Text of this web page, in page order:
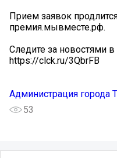
Прием заявок
премия.мывместе.pф.
Следите за новостями в
https://clck.ru/3QbrFB
Администрация города
53